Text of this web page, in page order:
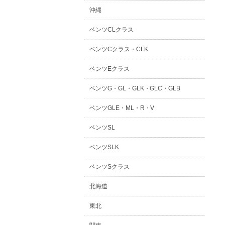
沖縄
ベンツCLクラス
ベンツCクラス・CLK
ベンツEクラス
ベンツG・GL・GLK・GLC・GLB
ベンツGLE・ML・R・V
ベンツSL
ベンツSLK
ベンツSクラス
北海道
東北